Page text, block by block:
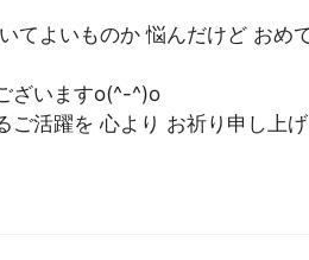
てよいものか 悩んだけど おめ
ざいますo(^-^)o
ご活躍を 心より お祈り申し上